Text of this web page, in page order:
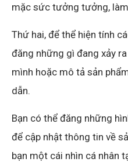
mặc sức tưởng tưởng,
Thứ hai, để thể hiện tính
đăng những gì đang xảy
mình hoặc mô tả sản
dẫn.
Bạn có thể đăng những
để cập nhật thông tin về
bạn một cái nhìn cá nhân